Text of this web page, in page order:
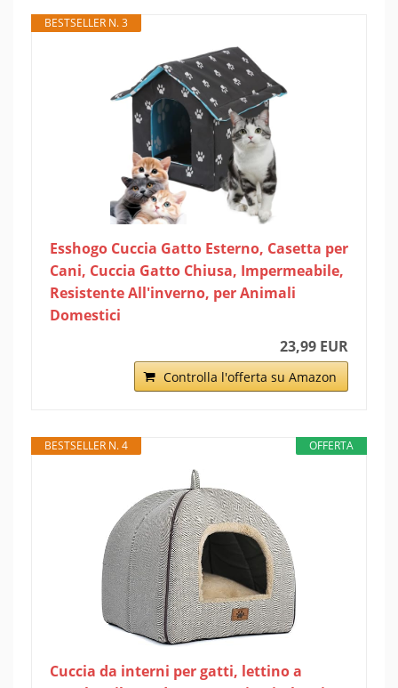
BESTSELLER N. 3
Esshogo Cuccia Gatto Esterno, Casetta per
Cani, Cuccia Gatto Chiusa, Impermeabile,
Resistente All'inverno, per Animali
Domestici
23,99 EUR
Controlla l'offerta su Amazon
OFFERTA
BESTSELLER N. 4
Cuccia da interni per gatti, lettino a